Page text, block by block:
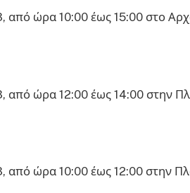
από ώρα 10:00 έως 15:00 στο
ώρα 12:00 έως 14:00 στην
ώρα 10:00 έως 12:00 στην